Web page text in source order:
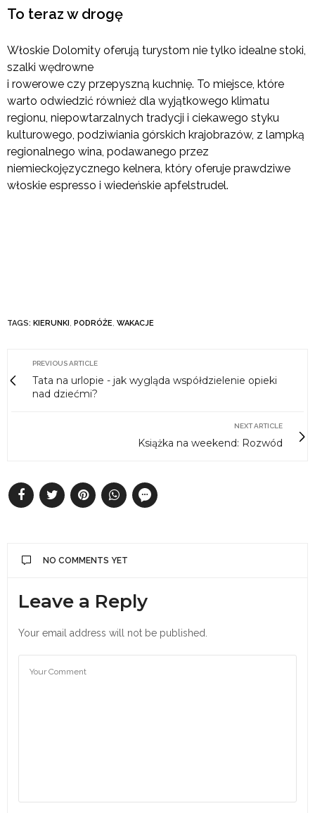
To teraz w drogę
Włoskie Dolomity oferują turystom nie tylko idealne stoki,
szalki wędrowne
i rowerowe czy przepyszną kuchnię. To miejsce, które
warto odwiedzić również dla wyjątkowego klimatu
regionu, niepowtarzalnych tradycji i ciekawego styku
kulturowego, podziwiania górskich krajobrazów, z lampką
regionalnego wina, podawanego przez
niemieckojęzycznego kelnera, który oferuje prawdziwe
włoskie espresso i wiedeńskie apfelstrudel.
TAGS: KIERUNKI , PODRÓŻE, WAKACJE
PREVIOUS ARTICLE
Tata na urlopie - jak wygląda współdzielenie opieki
nad dziećmi?
NEXT ARTICLE
Książka na weekend: Rozwód
NO COMMENTS YET
Leave a Reply
Your email address will not be published.